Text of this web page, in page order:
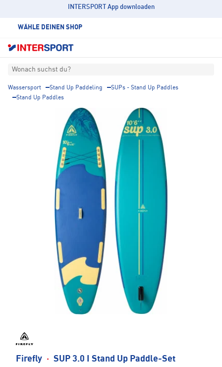
INTERSPORT App downloaden
WÄHLE DEINEN SHOP
Wonach suchst du?
Wassersport Stand Up Paddeling
SUPs - Stand Up Paddles
Stand Up Paddles
Firefly · SUP 3.0 I Stand Up Paddle-Set